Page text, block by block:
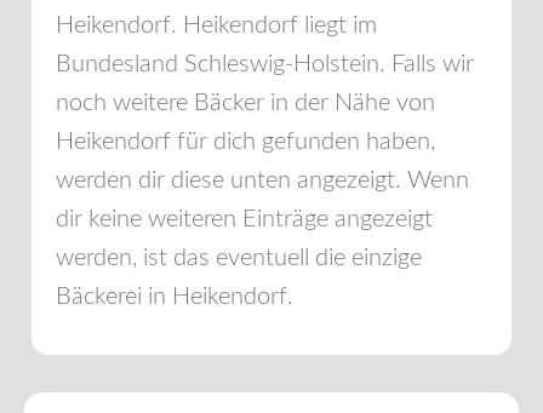
Heikendorf. Heikendorf liegt im
Bundesland Schleswig-Holstein. Falls wir
noch weitere Bäcker in der Nähe von
Heikendorf für dich gefunden haben,
werden dir diese unten angezeigt. Wenn
dir keine weiteren Einträge angezeigt
werden, ist das eventuell die einzige
Bäckerei in Heikendorf.